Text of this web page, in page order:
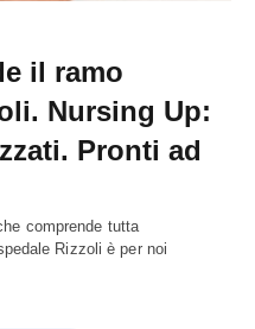
il ramo
Nursing Up:
Pronti ad
comprende tutta
Rizzoli è per noi